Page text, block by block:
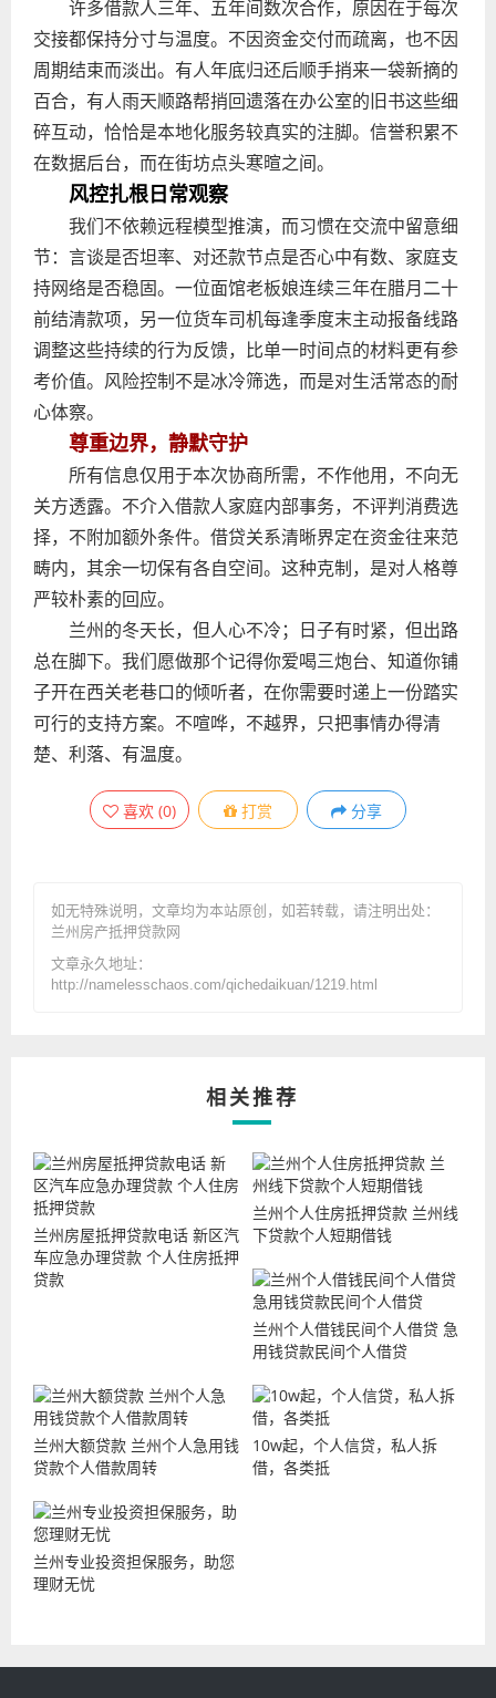
许多借款人三年、五年间数次合作，原因在于每次
交接都保持分寸与温度。不因资金交付而疏离，也不因
周期结束而淡出。有人年底归还后顺手捎来一袋新摘的
百合，有人雨天顺路帮捎回遗落在办公室的旧书这些细
碎互动，恰恰是本地化服务较真实的注脚。信誉积累不
在数据后台，而在街坊点头寒暄之间。
风控扎根日常观察
我们不依赖远程模型推演，而习惯在交流中留意细
节：言谈是否坦率、对还款节点是否心中有数、家庭支
持网络是否稳固。一位面馆老板娘连续三年在腊月二十
前结清款项，另一位货车司机每逢季度末主动报备线路
调整这些持续的行为反馈，比单一时间点的材料更有参
考价值。风险控制不是冰冷筛选，而是对生活常态的耐
心体察。
尊重边界，静默守护
所有信息仅用于本次协商所需，不作他用，不向无
关方透露。不介入借款人家庭内部事务，不评判消费选
择，不附加额外条件。借贷关系清晰界定在资金往来范
畴内，其余一切保有各自空间。这种克制，是对人格尊
严较朴素的回应。
兰州的冬天长，但人心不冷；日子有时紧，但出路
总在脚下。我们愿做那个记得你爱喝三炮台、知道你铺
子开在西关老巷口的倾听者，在你需要时递上一份踏实
可行的支持方案。不喧哗，不越界，只把事情办得清
楚、利落、有温度。
喜欢 (0) 打赏 分享
如无特殊说明，文章均为本站原创 ，如若转载，请注明出处：
兰州房产抵押贷款网
文章永久地址：
http://namelesschaos.com/qichedaikuan/1219.html
相关推荐
兰州房屋抵押贷款电话 新区汽
车应急办理贷款 个人住房抵押
贷款
兰州个人住房抵押贷款 兰州线
下贷款个人短期借钱
兰州个人借钱民间个人借贷 急
用钱贷款民间个人借贷
兰州大额贷款 兰州个人急用钱
贷款个人借款周转
10w起，个人信贷，私人拆
借，各类抵
兰州专业投资担保服务，助您
理财无忧